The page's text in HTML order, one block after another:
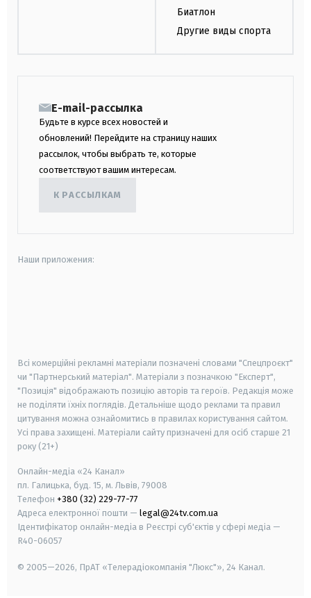
Биатлон
Другие виды спорта
E-mail-рассылка
Будьте в курсе всех новостей и
обновлений! Перейдите на страницу наших
рассылок, чтобы выбрать те, которые
соответствуют вашим интересам.
К РАССЫЛКАМ
Наши приложения:
Всі комерційні рекламні матеріали позначені словами "Спецпроєкт"
чи "Партнерський матеріал". Матеріали з позначкою "Експерт",
"Позиція" відображають позицію авторів та героїв. Редакція може
не поділяти їхніх поглядів. Детальніше щодо реклами та правил
цитування можна ознайомитись в правилах користування сайтом.
Усі права захищені. Матеріали сайту призначені для осіб старше 21
року (21+)
Онлайн-медіа «24 Канал»
пл. Галицька, буд. 15, м. Львів, 79008
Телефон +380 (32) 229-77-77
Адреса електронної пошти — legal@24tv.com.ua
Ідентифікатор онлайн-медіа в Реєстрі суб'єктів у сфері медіа —
R40-06057
© 2005—2026, ПрАТ «Телерадіокомпанія "Люкс"», 24 Канал.